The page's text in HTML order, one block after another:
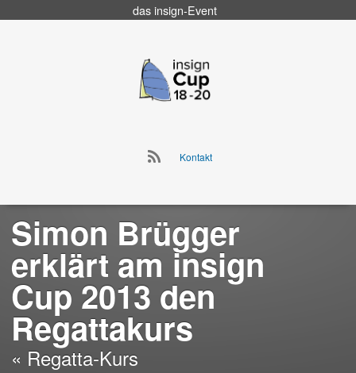
dasinsign-Event
navigation
Kontakt
Simon Brügger
erklärt am insign
Cup 2013 den
Regattakurs
« Regatta-Kurs